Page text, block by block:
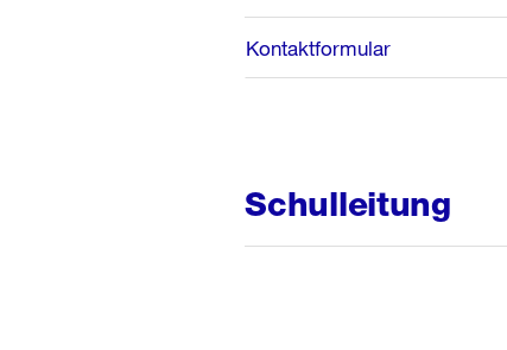
Kontaktformular
Schulleitung